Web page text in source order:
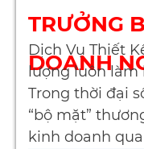
TRƯỞNG
DOANH
Dịch Vụ Thiết
lượng luôn làm
Trong thời đại
“bộ mặt”
kinh doanh